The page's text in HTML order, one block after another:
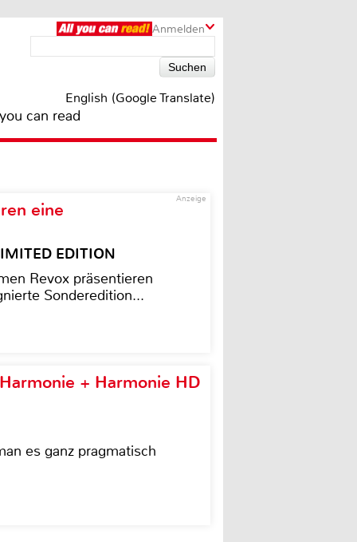
Anmelden
English (Google Translate)
can read
Anzeige
eine
EDITION
Revox präsentieren
Sonderedition...
+ Harmonie HD
es ganz pragmatisch